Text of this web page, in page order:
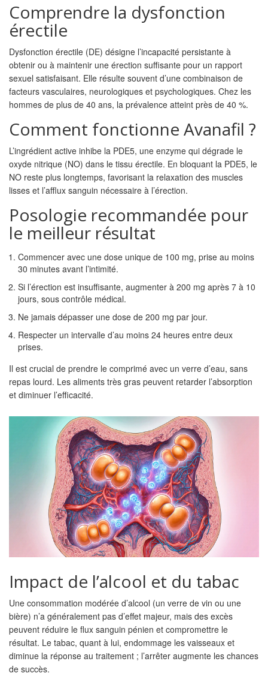
Comprendre la dysfonction
érectile
Dysfonction érectile (DE) désigne l’incapacité persistante à
obtenir ou à maintenir une érection suffisante pour un rapport
sexuel satisfaisant. Elle résulte souvent d’une combinaison de
facteurs vasculaires, neurologiques et psychologiques. Chez les
hommes de plus de 40 ans, la prévalence atteint près de 40 %.
Comment fonctionne Avanafil ?
L’ingrédient active inhibe la PDE5, une enzyme qui dégrade le
oxyde nitrique (NO) dans le tissu érectile. En bloquant la PDE5, le
NO reste plus longtemps, favorisant la relaxation des muscles
lisses et l’afflux sanguin nécessaire à l’érection.
Posologie recommandée pour
le meilleur résultat
Commencer avec une dose unique de 100 mg, prise au moins
30 minutes avant l’intimité.
Si l’érection est insuffisante, augmenter à 200 mg après 7 à 10
jours, sous contrôle médical.
Ne jamais dépasser une dose de 200 mg par jour.
Respecter un intervalle d’au moins 24 heures entre deux
prises.
Il est crucial de prendre le comprimé avec un verre d’eau, sans
repas lourd. Les aliments très gras peuvent retarder l’absorption
et diminuer l’efficacité.
Impact de l’alcool et du tabac
Une consommation modérée d’alcool (un verre de vin ou une
bière) n’a généralement pas d’effet majeur, mais des excès
peuvent réduire le flux sanguin pénien et compromettre le
résultat. Le tabac, quant à lui, endommage les vaisseaux et
diminue la réponse au traitement ; l’arrêter augmente les chances
de succès.